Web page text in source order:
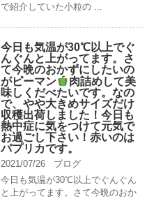
で紹介していた小粒の ...
今日も気温が30℃以上でぐ
んぐんと上がってます。さ
て今晩のおかずにしたいの
がピーマン
肉詰めして美
味しくだべたいです。なの
で、やや大きめサイズだけ
収穫出荷しました！今日も
熱中症に気をつけて元気で
お過ごし下さい！赤いのは
パプリカです。
2021/07/26
ブログ
今日も気温が30℃以上でぐんぐん
と上がってます。さて今晩のおか